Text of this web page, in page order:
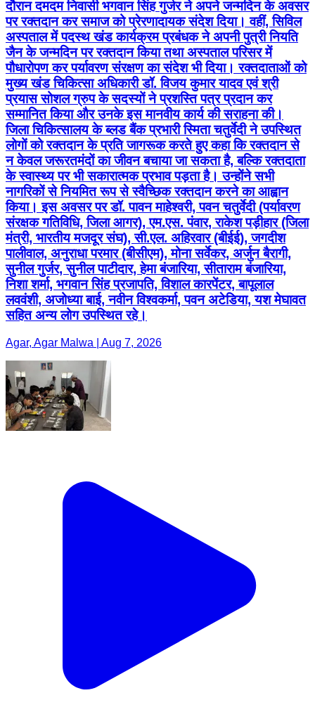
दौरान दमदम निवासी भगवान सिंह गुर्जर ने अपने जन्मदिन के अवसर
पर रक्तदान कर समाज को प्रेरणादायक संदेश दिया। वहीं, सिविल
अस्पताल में पदस्थ खंड कार्यक्रम प्रबंधक ने अपनी पुत्री नियति
जैन के जन्मदिन पर रक्तदान किया तथा अस्पताल परिसर में
पौधारोपण कर पर्यावरण संरक्षण का संदेश भी दिया। रक्तदाताओं को
मुख्य खंड चिकित्सा अधिकारी डॉ. विजय कुमार यादव एवं श्री
प्रयास सोशल ग्रुप के सदस्यों ने प्रशस्ति पत्र प्रदान कर
सम्मानित किया और उनके इस मानवीय कार्य की सराहना की।
जिला चिकित्सालय के ब्लड बैंक प्रभारी स्मिता चतुर्वेदी ने उपस्थित
लोगों को रक्तदान के प्रति जागरूक करते हुए कहा कि रक्तदान से
न केवल जरूरतमंदों का जीवन बचाया जा सकता है, बल्कि रक्तदाता
के स्वास्थ्य पर भी सकारात्मक प्रभाव पड़ता है। उन्होंने सभी
नागरिकों से नियमित रूप से स्वैच्छिक रक्तदान करने का आह्वान
किया। इस अवसर पर डॉ. पावन माहेश्वरी, पवन चतुर्वेदी (पर्यावरण
संरक्षक गतिविधि, जिला आगर), एम.एस. पंवार, राकेश पड़ीहार (जिला
मंत्री, भारतीय मजदूर संघ), सी.एल. अहिरवार (बीईई), जगदीश
पालीवाल, अनुराधा परमार (बीसीएम), मोना सर्वेकर, अर्जुन बैरागी,
सुनील गुर्जर, सुनील पाटीदार, हेमा बंजारिया, सीताराम बंजारिया,
निशा शर्मा, भगवान सिंह प्रजापति, विशाल कारपेंटर, बापूलाल
लववंशी, अजोध्या बाई, नवीन विश्वकर्मा, पवन अटेडिया, यश मेघावत
सहित अन्य लोग उपस्थित रहे।
Agar, Agar Malwa | Aug 7, 2026